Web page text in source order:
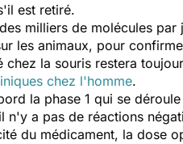
est retiré.
milliers de molécules
les animaux, pour
la souris restera
chez l'homme.
la phase 1 qui se
a pas de réactions
du médicament, la dose